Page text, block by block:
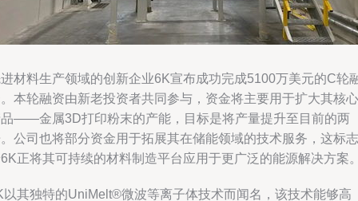
材料生产领域的创新企业6K宣布成功完成5100万美元的C轮
本轮融资由新老投资者共同参与，资金将主要用于扩大其核心
——金属3D打印粉末的产能，目标是将产量提升至目前的两
公司也将部分资金用于拓展其在储能领域的技术服务，这标志
正将其可持续的材料制造平台应用于更广泛的能源解决方案
以其独特的UniMelt®微波等离子体技术而闻名，该技术能够高